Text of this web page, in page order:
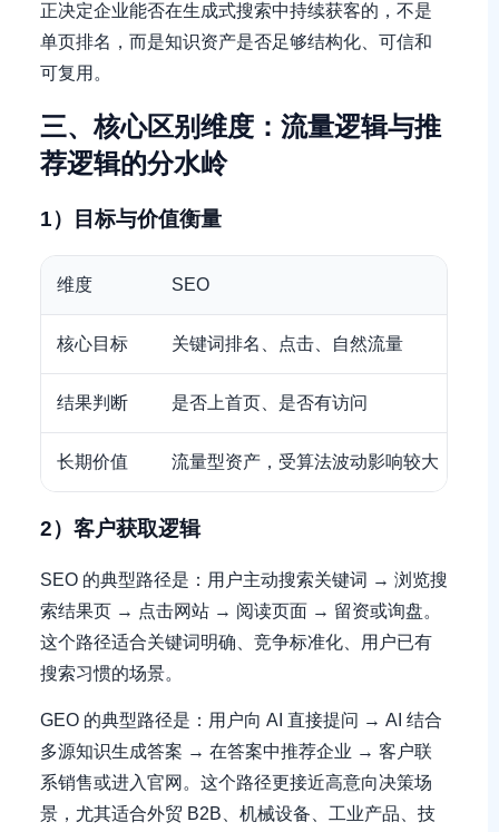
正决定企业能否在生成式搜索中持续获客的，不是
单页排名，而是知识资产是否足够结构化、可信和
可复用。
三、核心区别维度：流量逻辑与推
荐逻辑的分水岭
1）目标与价值衡量
维度 SEO
核心目标 关键词排名、点击、自然流量
结果判断 是否上首页、是否有访问
长期价值 流量型资产，受算法波动影响较大
2）客户获取逻辑
SEO 的典型路径是：用户主动搜索关键词 → 浏览搜
索结果页 → 点击网站 → 阅读页面 → 留资或询盘。
这个路径适合关键词明确、竞争标准化、用户已有
搜索习惯的场景。
GEO 的典型路径是：用户向 AI 直接提问 → AI 结合
多源知识生成答案 → 在答案中推荐企业 → 客户联
系销售或进入官网。这个路径更接近高意向决策场
景，尤其适合外贸 B2B、机械设备、工业产品、技